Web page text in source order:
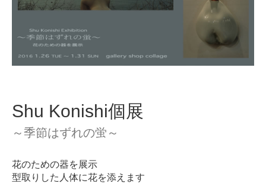
Shu Konishi個展
～季節はずれの蛍～
花のための器を展示
型取りした人体に花を添えます